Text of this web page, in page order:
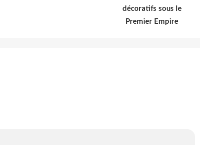
décoratifs sous le
Premier Empire